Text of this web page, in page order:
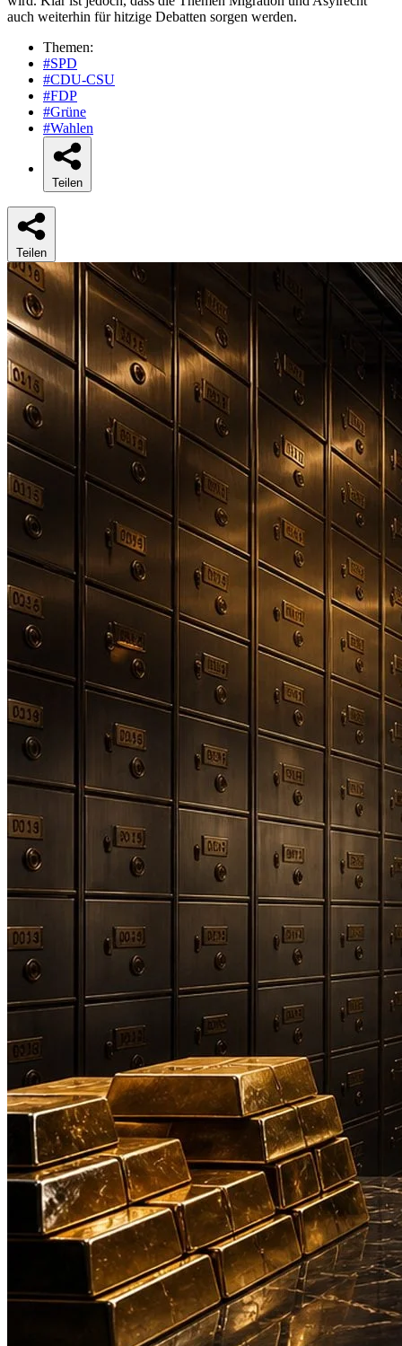
auch weiterhin für hitzige Debatten sorgen werden.
Themen:
#SPD
#CDU-CSU
#FDP
#Grüne
#Wahlen
Teilen
Teilen